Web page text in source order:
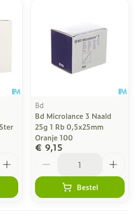
Bd
Bd Microlance 3 Naald
25g 1 Rb 0,5x25mm
Oranje 100
€ 9,15
Bestel